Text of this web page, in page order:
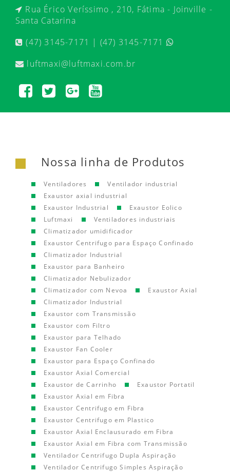
Rua Érico Veríssimo , 210, Fátima - Joinville -
Santa Catarina
(47) 3145-7171 | (47) 3145-7171
luftmaxi@luftmaxi.com.br
Nossa linha de Produtos
Ventiladores
Ventilador industrial
Exaustor axial industrial
Exaustor Industrial
Exaustor Eolico
Luftmaxi
Ventiladores industriais
Climatizador umidificador
Exaustor Centrifugo para Espaço Confinado
Climatizador Industrial
Exaustor para Banheiro
Climatizador Nebulizador
Climatizador com Nevoa
Exaustor Axial
Climatizador Industrial
Exaustor com Transmissão
Exaustor com Filtro
Exaustor para Telhado
Exaustor Fan Cooler
Exaustor para Espaço Confinado
Exaustor Axial Comercial
Exaustor de Carrinho
Exaustor Portatil
Exaustor Axial em Fibra
Exaustor Centrifugo em Fibra
Exaustor Centrifugo em Plastico
Exaustor Axial Enclausurado em Fibra
Exaustor Axial em Fibra com Transmissão
Ventilador Centrifugo Dupla Aspiração
Ventilador Centrifugo Simples Aspiração